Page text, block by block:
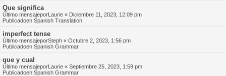
Que significa
Último mensajeporLaurie « Diciembre 11, 2023, 12:09 pm
Publicadoen Spanish Translation
imperfect tense
Último mensajeporSteph « Octubre 2, 2023, 1:56 pm
Publicadoen Spanish Grammar
que y cual
Último mensajeporLaurie « Septiembre 25, 2023, 1:59 pm
Publicadoen Spanish Grammar